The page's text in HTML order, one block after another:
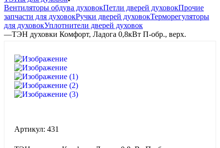
Вентиляторы обдува духовокПетли дверей духовокПрочие
запчасти для духовокРучки дверей духовокТерморегуляторы
для духовокУплотнители дверей духовок
—ТЭН духовки Комфорт, Ладога 0,8кВт П-обр., верх.
Артикул: 431